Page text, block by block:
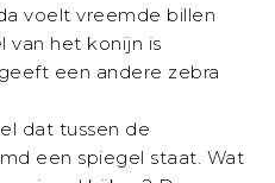
voelt vreemde billen
van het konijn is
een andere zebra
dat tussen de
een spiegel staat. Wat